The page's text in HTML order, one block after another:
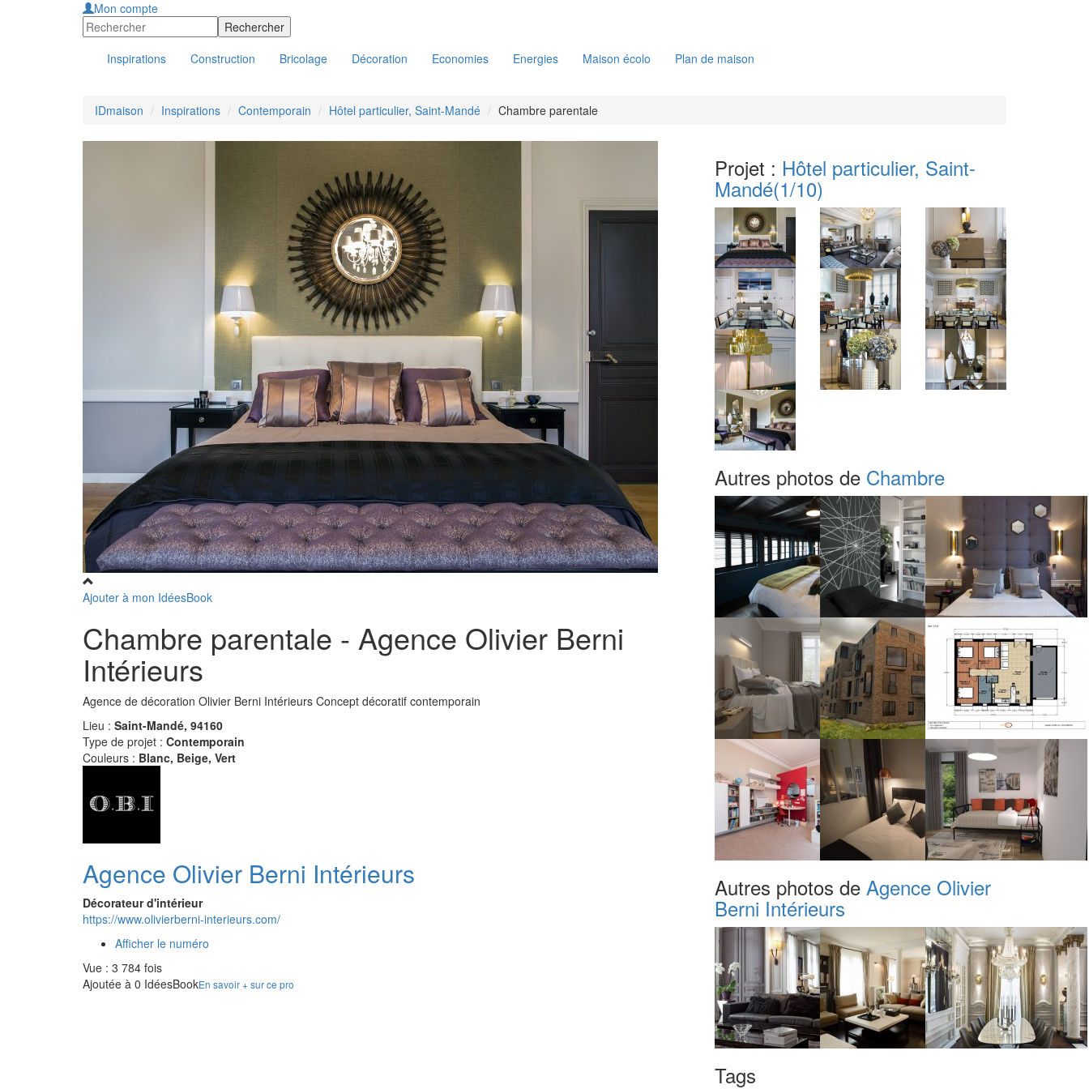
Mon compte
Inspirations Construction Bricolage Décoration Economies Energies Maison écolo Plan de maison
IDmaison Inspirations Contemporain Hôtel particulier, Saint-Mandé Chambre parentale
Ajouter à mon IdéesBook
Chambre parentale - Agence Olivier Berni
Intérieurs
Agence de décoration Olivier Berni Intérieurs Concept décoratif contemporain
Lieu : Saint-Mandé, 94160
Type de projet : Contemporain
Couleurs : Blanc, Beige, Vert
Agence Olivier Berni Intérieurs
Décorateur d'intérieur
https://www.olivierberni-interieurs.com/
Afficher le numéro
Vue : 3 784 fois
Ajoutée à 0 IdéesBookEn savoir + sur ce pro
Projet : Hôtel particulier, Saint-
Mandé(1/10)
Autres photos de Chambre
Autres photos de Agence Olivier
Berni Intérieurs
Tags